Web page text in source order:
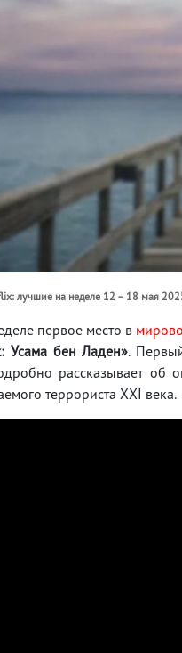
лучшие на неделе 12 – 18 мая
первое место в
Усама бен Ладен».
рассказывает об
террориста XXI века.